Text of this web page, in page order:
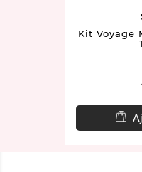
Kit Voyage